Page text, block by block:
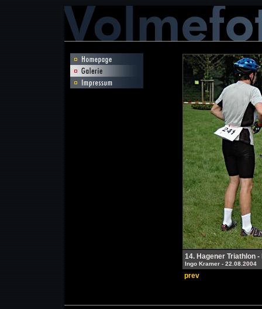
14. Hagener Triathlon
Ingo Kramer - 22.08.2004
prev